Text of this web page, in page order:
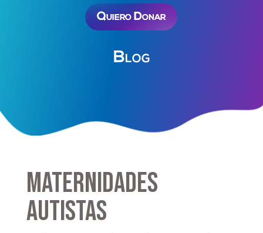
Quiero Donar
Blog
Maternidades
autistas